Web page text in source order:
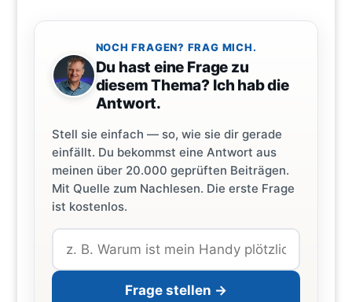
NOCH FRAGEN? FRAG MICH.
Du hast eine Frage zu
diesem Thema? Ich hab die
Antwort.
Stell sie einfach — so, wie sie dir gerade
einfällt. Du bekommst eine Antwort aus
meinen über 20.000 geprüften Beiträgen.
Mit Quelle zum Nachlesen. Die erste Frage
ist kostenlos.
Frage stellen →